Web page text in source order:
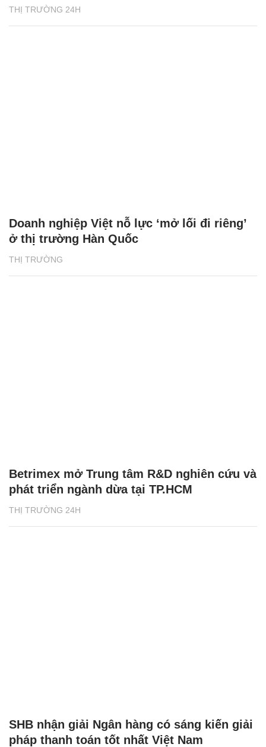
THỊ TRƯỜNG 24H
THỊ TRƯỜNG
Doanh nghiệp Việt nỗ lực ‘mở lối đi riêng’
ở thị trường Hàn Quốc
THỊ TRƯỜNG 24H
Betrimex mở Trung tâm R&D nghiên cứu và
phát triển ngành dừa tại TP.HCM
SHB nhận giải Ngân hàng có sáng kiến giải
pháp thanh toán tốt nhất Việt Nam